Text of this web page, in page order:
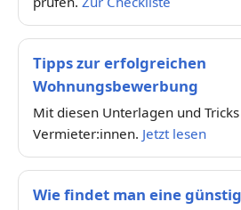
Tipps zur erfolgreichen
Wohnungsbewerbung
Mit diesen Unterlagen und
Vermieter:innen. Jetzt lesen
Wie findet man eine